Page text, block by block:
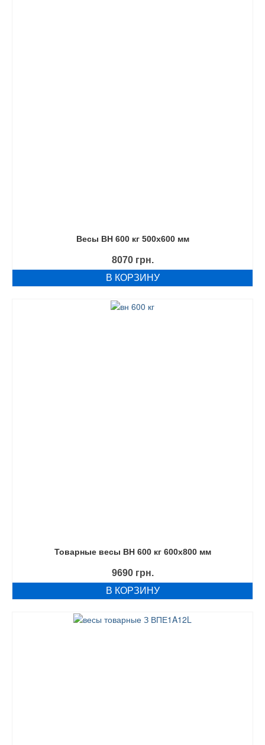
Весы ВН 600 кг 500х600 мм
8070 грн.
В КОРЗИНУ
Товарные весы ВН 600 кг 600х800 мм
9690 грн.
В КОРЗИНУ